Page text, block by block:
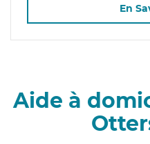
En
Aide à